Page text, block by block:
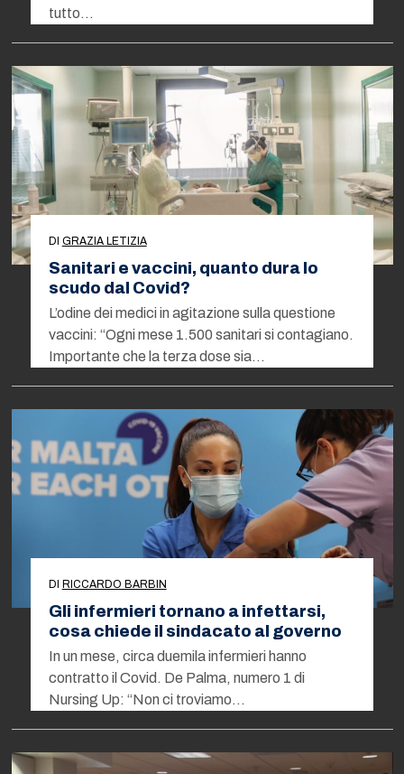
tutto…
DI GRAZIA LETIZIA
Sanitari e vaccini, quanto dura lo
scudo dal Covid?
L’odine dei medici in agitazione sulla questione
vaccini: “Ogni mese 1.500 sanitari si contagiano.
Importante che la terza dose sia…
DI RICCARDO BARBIN
Gli infermieri tornano a infettarsi,
cosa chiede il sindacato al governo
In un mese, circa duemila infermieri hanno
contratto il Covid. De Palma, numero 1 di
Nursing Up: “Non ci troviamo…